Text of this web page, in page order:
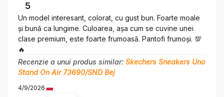
5
Un model interesant, colorat, cu gust bun. Foarte moale
și bună ca lungime. Culoarea, așa cum se cuvine unei
clase premium, este foarte frumoasă. Pantofi frumoși. 💯
🔥
Recenzie a unui produs similar: Skechers Sneakers Uno
Stand On Air 73690/SND Bej
4/9/2026